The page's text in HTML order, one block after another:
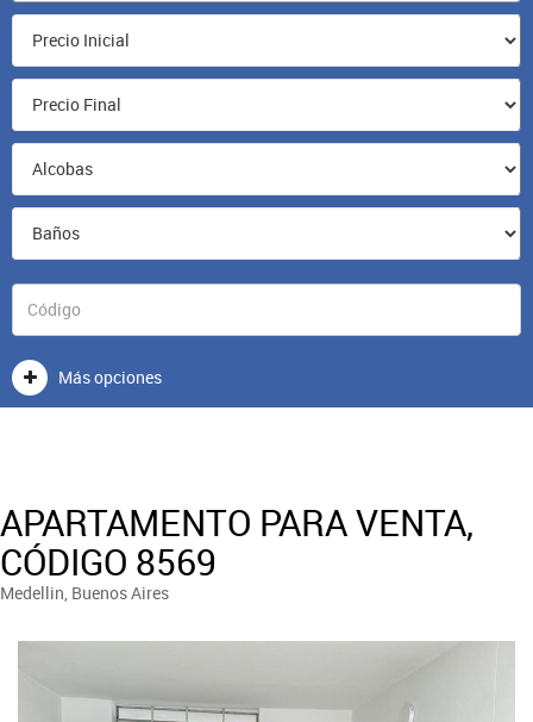
Más opciones
APARTAMENTO PARA VENTA,
CÓDIGO 8569
Medellin, Buenos Aires